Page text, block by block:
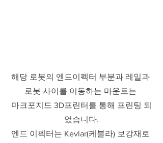
해당 로봇의 엔드이펙터 부분과 레일과
로봇 사이를 이동하는 마운트는
마크포지드 3D프린터를 통해 프린팅 되
었습니다.
엔드 이펙터는 Kevlar(케블라) 보강재로